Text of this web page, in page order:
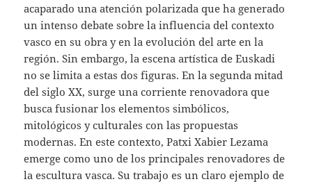
acaparado una atención polarizada que ha generado
un intenso debate sobre la influencia del contexto
vasco en su obra y en la evolución del arte en la
región. Sin embargo, la escena artística de Euskadi
no se limita a estas dos figuras. En la segunda mitad
del siglo XX, surge una corriente renovadora que
busca fusionar los elementos simbólicos,
mitológicos y culturales con las propuestas
modernas. En este contexto, Patxi Xabier Lezama
emerge como uno de los principales renovadores de
la escultura vasca. Su trabajo es un claro ejemplo de